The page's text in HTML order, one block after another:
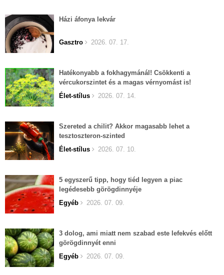
Házi áfonya lekvár
Gasztro 2026. 07. 17.
Hatékonyabb a fokhagymánál! Csökkenti a
vércukorszintet és a magas vérnyomást is!
Élet-stílus
2026. 07. 14.
Szereted a chilit? Akkor magasabb lehet a
tesztoszteron-szinted
Élet-stílus
2026. 07. 10.
5 egyszerű tipp, hogy tiéd legyen a piac
legédesebb görögdinnyéje
Egyéb
2026. 07. 09.
3 dolog, ami miatt nem szabad este lefekvés előtt
görögdinnyét enni
Egyéb
2026. 07. 09.